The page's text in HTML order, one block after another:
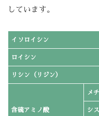
しています。
イソロイシン
ロイシン
リシン（リジン）
含硫アミノ酸
メ
シ